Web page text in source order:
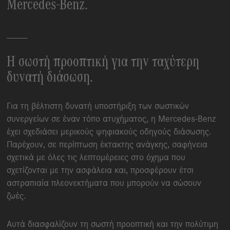
Mercedes-Benz.
Η σωστή προοπτική για την ταχύτερη
δυνατή διάσωση.
Για τη βέλτιστη δυνατή υποστήριξη των σωστικών
συνεργείων σε έναν τόπο ατυχήματος, η Mercedes-Benz
έχει σχεδιάσει μερικούς ψηφιακούς οδηγούς διάσωσης.
Παρέχουν, σε περίπτωση έκτακτης ανάγκης, σαφήνεια
σχετικά με όλες τις λεπτομέρειες στο όχημα που
σχετίζονται με την ασφάλεια και, προσφέρουν έτσι
αστραπιαία πλεονεκτήματα που μπορούν να σώσουν
ζωές.
Αυτά διασφαλίζουν τη σωστή προοπτική και την πολύτιμη